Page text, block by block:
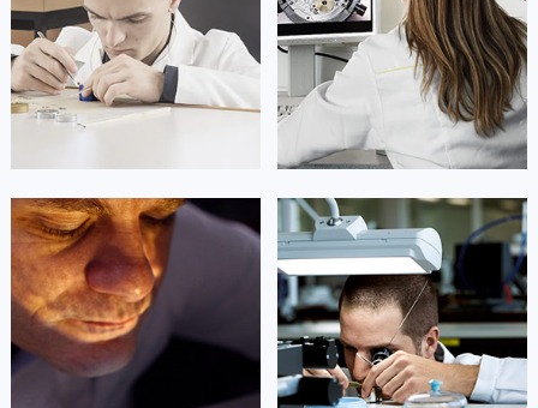
凯罗尔·切尔西
资深豪利时技师
是豪利时维修中心
(豪利时保养维修中心)
的高级技师之一
Beijing oris Maintain center
达芙妮·克劳迪娅
资深豪利时技师
是豪利时维修中心
(豪利时保养维修中心)
的高级技师之一
Shanghai oris Maintain center